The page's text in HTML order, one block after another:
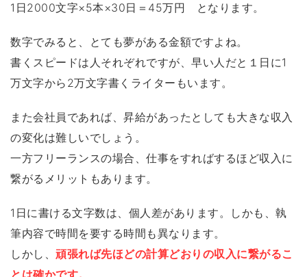
1日2000文字×5本×30日＝45万円 となります。
数字でみると、とても夢がある金額ですよね。
書くスピードは人それぞれですが、早い人だと１日に1
万文字から2万文字書くライターもいます。
また会社員であれば、昇給があったとしても大きな収入
の変化は難しいでしょう。
一方フリーランスの場合、仕事をすればするほど収入に
繋がるメリットもあります。
1日に書ける文字数は、個人差があります。しかも、執
筆内容で時間を要する時間も異なります。
しかし、 頑張れば先ほどの計算どおりの収入に繋がるこ